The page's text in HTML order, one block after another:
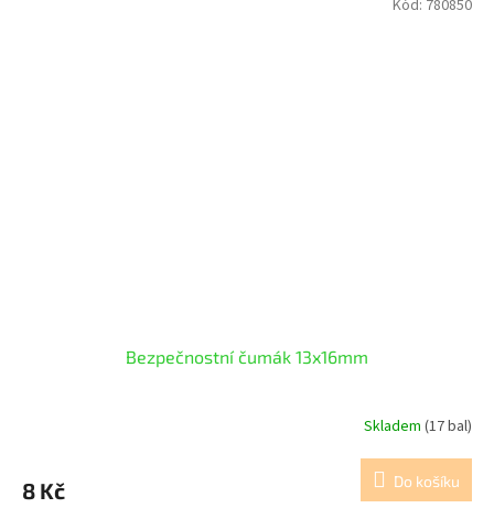
Bezpečnostní čumák 13x16mm
Skladem (17 bal)
8 Kč Do košíku
Kód: 780850